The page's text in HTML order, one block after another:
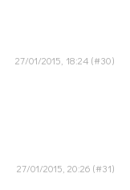
27/01/2015, 18:24
27/01/2015, 20:26